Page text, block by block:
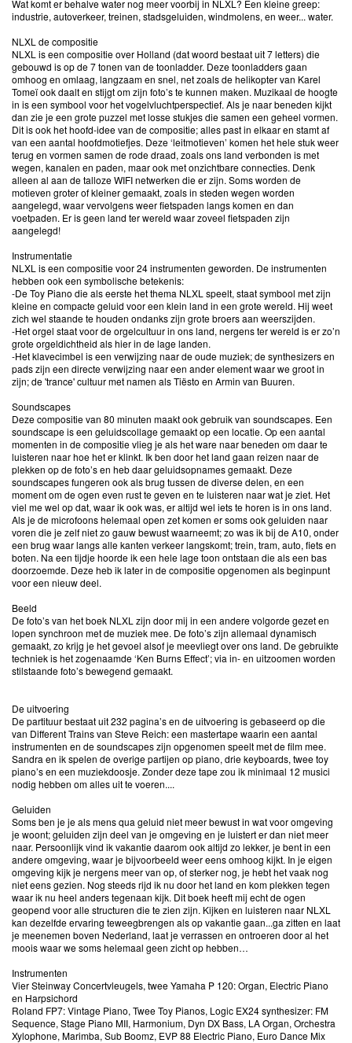
Wat komt er behalve water nog meer voorbij in NLXL? Een kleine greep:
industrie, autoverkeer, treinen, stadsgeluiden, windmolens, en weer... water.
NLXL de compositie
NLXL is een compositie over Holland (dat woord bestaat uit 7 letters) die
gebouwd is op de 7 tonen van de toonladder. Deze toonladders gaan
omhoog en omlaag, langzaam en snel, net zoals de helikopter van Karel
Tomeï ook daalt en stijgt om zijn foto’s te kunnen maken. Muzikaal de hoogte
in is een symbool voor het vogelvluchtperspectief. Als je naar beneden kijkt
dan zie je een grote puzzel met losse stukjes die samen een geheel vormen.
Dit is ook het hoofd-idee van de compositie; alles past in elkaar en stamt af
van een aantal hoofdmotiefjes. Deze ‘leitmotieven’ komen het hele stuk weer
terug en vormen samen de rode draad, zoals ons land verbonden is met
wegen, kanalen en paden, maar ook met onzichtbare connecties. Denk
alleen al aan de talloze WIFI netwerken die er zijn. Soms worden de
motieven groter of kleiner gemaakt, zoals in steden wegen worden
aangelegd, waar vervolgens weer fietspaden langs komen en dan
voetpaden. Er is geen land ter wereld waar zoveel fietspaden zijn
aangelegd!
Instrumentatie
NLXL is een compositie voor 24 instrumenten geworden. De instrumenten
hebben ook een symbolische betekenis:
-De Toy Piano die als eerste het thema NLXL speelt, staat symbool met zijn
kleine en compacte geluid voor een klein land in een grote wereld. Hij weet
zich wel staande te houden ondanks zijn grote broers aan weerszijden.
-Het orgel staat voor de orgelcultuur in ons land, nergens ter wereld is er zo’n
grote orgeldichtheid als hier in de lage landen.
-Het klavecimbel is een verwijzing naar de oude muziek; de synthesizers en
pads zijn een directe verwijzing naar een ander element waar we groot in
zijn; de 'trance' cultuur met namen als Tiësto en Armin van Buuren.
Soundscapes
Deze compositie van 80 minuten maakt ook gebruik van soundscapes. Een
soundscape is een geluidscollage gemaakt op een locatie. Op een aantal
momenten in de compositie vlieg je als het ware naar beneden om daar te
luisteren naar hoe het er klinkt. Ik ben door het land gaan reizen naar de
plekken op de foto’s en heb daar geluidsopnames gemaakt. Deze
soundscapes fungeren ook als brug tussen de diverse delen, en een
moment om de ogen even rust te geven en te luisteren naar wat je ziet. Het
viel me wel op dat, waar ik ook was, er altijd wel iets te horen is in ons land.
Als je de microfoons helemaal open zet komen er soms ook geluiden naar
voren die je zelf niet zo gauw bewust waarneemt; zo was ik bij de A10, onder
een brug waar langs alle kanten verkeer langskomt; trein, tram, auto, fiets en
boten. Na een tijdje hoorde ik een hele lage toon ontstaan die als een bas
doorzoemde. Deze heb ik later in de compositie opgenomen als beginpunt
voor een nieuw deel.
Beeld
De foto’s van het boek NLXL zijn door mij in een andere volgorde gezet en
lopen synchroon met de muziek mee. De foto’s zijn allemaal dynamisch
gemaakt, zo krijg je het gevoel alsof je meevliegt over ons land. De gebruikte
techniek is het zogenaamde ‘Ken Burns Effect’; via in- en uitzoomen worden
stilstaande foto’s bewegend gemaakt.
De uitvoering
De partituur bestaat uit 232 pagina’s en de uitvoering is gebaseerd op die
van Different Trains van Steve Reich: een mastertape waarin een aantal
instrumenten en de soundscapes zijn opgenomen speelt met de film mee.
Sandra en ik spelen de overige partijen op piano, drie keyboards, twee toy
piano’s en een muziekdoosje. Zonder deze tape zou ik minimaal 12 musici
nodig hebben om alles uit te voeren....
Geluiden
Soms ben je je als mens qua geluid niet meer bewust in wat voor omgeving
je woont; geluiden zijn deel van je omgeving en je luistert er dan niet meer
naar. Persoonlijk vind ik vakantie daarom ook altijd zo lekker, je bent in een
andere omgeving, waar je bijvoorbeeld weer eens omhoog kijkt. In je eigen
omgeving kijk je nergens meer van op, of sterker nog, je hebt het vaak nog
niet eens gezien. Nog steeds rijd ik nu door het land en kom plekken tegen
waar ik nu heel anders tegenaan kijk. Dit boek heeft mij echt de ogen
geopend voor alle structuren die te zien zijn. Kijken en luisteren naar NLXL
kan dezelfde ervaring teweegbrengen als op vakantie gaan...ga zitten en laat
je meenemen boven Nederland, laat je verrassen en ontroeren door al het
moois waar we soms helemaal geen zicht op hebben…
Instrumenten
Vier Steinway Concertvleugels, twee Yamaha P 120: Organ, Electric Piano
en Harpsichord
Roland FP7: Vintage Piano, Twee Toy Pianos, Logic EX24 synthesizer: FM
Sequence, Stage Piano MII, Harmonium, Dyn DX Bass, LA Organ, Orchestra
Xylophone, Marimba, Sub Boomz, EVP 88 Electric Piano, Euro Dance Mix